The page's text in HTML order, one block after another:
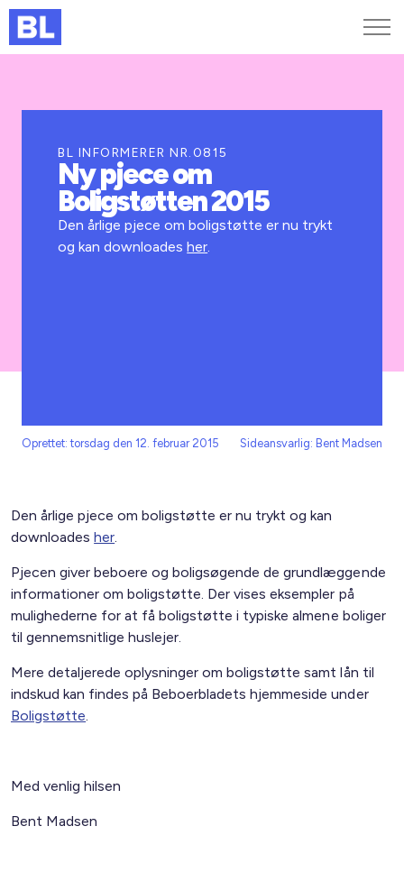
Kurser og arrangementer
Jobportalen
BL INFORMERER NR.0815
Ny pjece om
Boligstøtten 2015
Den årlige pjece om boligstøtte er nu trykt
og kan downloadesher.
Oprettet: torsdag den 12. februar 2015 Sideansvarlig: Bent Madsen
Den årlige pjece om boligstøtte er nu trykt og kan
downloadesher.
Pjecen giver beboere og boligsøgende de grundlæggende
informationer om boligstøtte. Der vises eksempler på
mulighederne for at få boligstøtte i typiske almene boliger
til gennemsnitlige huslejer.
Mere detaljerede oplysninger om boligstøtte samt lån til
indskud kan findes på Beboerbladets hjemmeside under
Boligstøtte.
Med venlig hilsen
Bent Madsen